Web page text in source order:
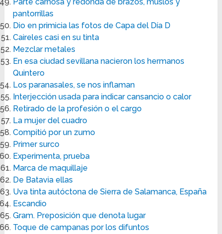
pantorrillas
Dio en primicia las fotos de Capa del Día D
Caireles casi en su tinta
Mezclar metales
En esa ciudad sevillana nacieron los hermanos
Quintero
Los paranasales, se nos inflaman
Interjección usada para indicar cansancio o calor
Retirado de la profesión o el cargo
La mujer del cuadro
Compitió por un zumo
Primer surco
Experimenta, prueba
Marca de maquillaje
De Batavia ellas
Uva tinta autóctona de Sierra de Salamanca, España
Escandio
Gram. Preposición que denota lugar
Toque de campanas por los difuntos